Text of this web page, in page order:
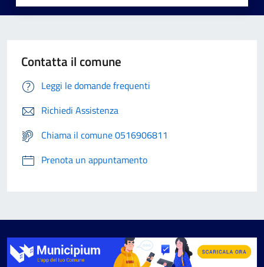
Contatta il comune
Leggi le domande frequenti
Richiedi Assistenza
Chiama il comune 0516906811
Prenota un appuntamento